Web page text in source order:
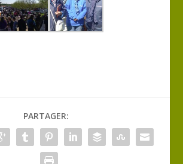
PARTAGER: